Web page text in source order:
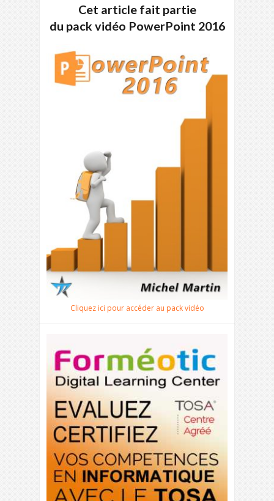
Cet article fait partie
du pack vidéo PowerPoint 2016
Cliquez ici pour accéder au pack vidéo